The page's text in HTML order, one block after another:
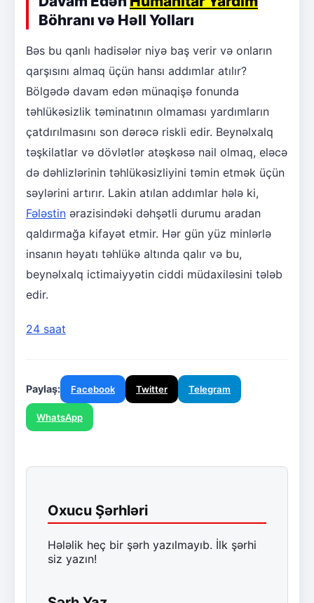
Böhranı və Həll Yolları
Bəs bu qanlı hadisələr niyə baş verir və onların
qarşısını almaq üçün hansı addımlar atılır?
Bölgədə davam edən münaqişə fonunda
təhlükəsizlik təminatının olmaması yardımların
çatdırılmasını son dərəcə riskli edir. Beynəlxalq
təşkilatlar və dövlətlər atəşkəsə nail olmaq, eləcə
də dəhlizlərinin təhlükəsizliyini təmin etmək üçün
səylərini artırır. Lakin atılan addımlar hələ ki,
Fələstin ərazisindəki dəhşətli durumu aradan
qaldırmağa kifayət etmir. Hər gün yüz minlərlə
insanın həyatı təhlükə altında qalır və bu,
beynəlxalq ictimaiyyətin ciddi müdaxiləsini tələb
edir.
24 saat
Paylaş: Facebook Twitter Telegram
WhatsApp
Oxucu Şərhləri
Hələlik heç bir şərh yazılmayıb. İlk şərhi
siz yazın!